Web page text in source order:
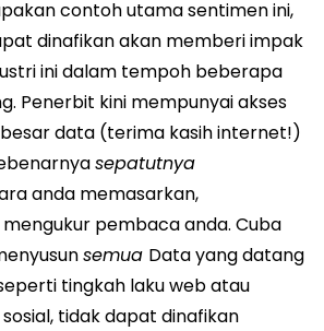
contoh utama sentimen ini,
dinafikan akan memberi impak
ini dalam tempoh beberapa
Penerbit kini mempunyai akses
data (terima kasih internet!)
sepatutnya
anda memasarkan,
pembaca anda. Cuba
semua Data yang datang
tingkah laku web atau
tidak dapat dinafikan